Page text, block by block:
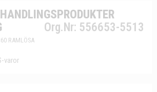
Org.Nr: 556653-5513
RAMLÖSA
varor